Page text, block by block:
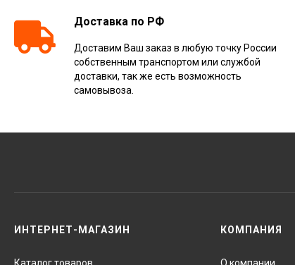
Доставка по РФ
Доставим Ваш заказ в любую точку России
собственным транспортом или службой
доставки, так же есть возможность
самовывоза.
ИНТЕРНЕТ-МАГАЗИН КОМПАНИЯ